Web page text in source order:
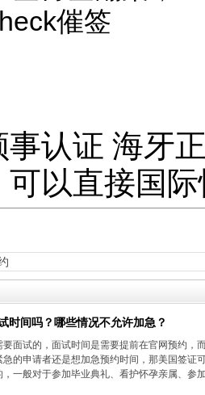
催签
事认证 海牙
以直接国
时间吗？哪些情况不允许加急？
面试的，面试时间是需要提前在官网预约，
的申请者还是想加急预约时间，那美国签证
一般对于参加毕业典礼、看护怀孕亲属、参